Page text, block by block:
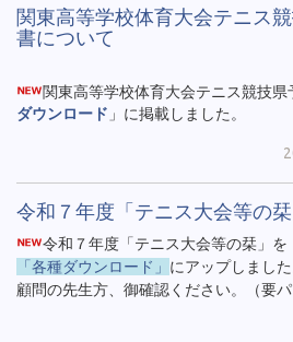
関東高等学校体育大会テニス
書について
関東高等学校体育大会テニス競技
ダウンロード 」に掲載しました。
令和７年度「テニス大会等の
令和７年度「テニス大会等の栞」を
「各種ダウンロード」 にアップしました
顧問の先生方、御確認ください。（要パ